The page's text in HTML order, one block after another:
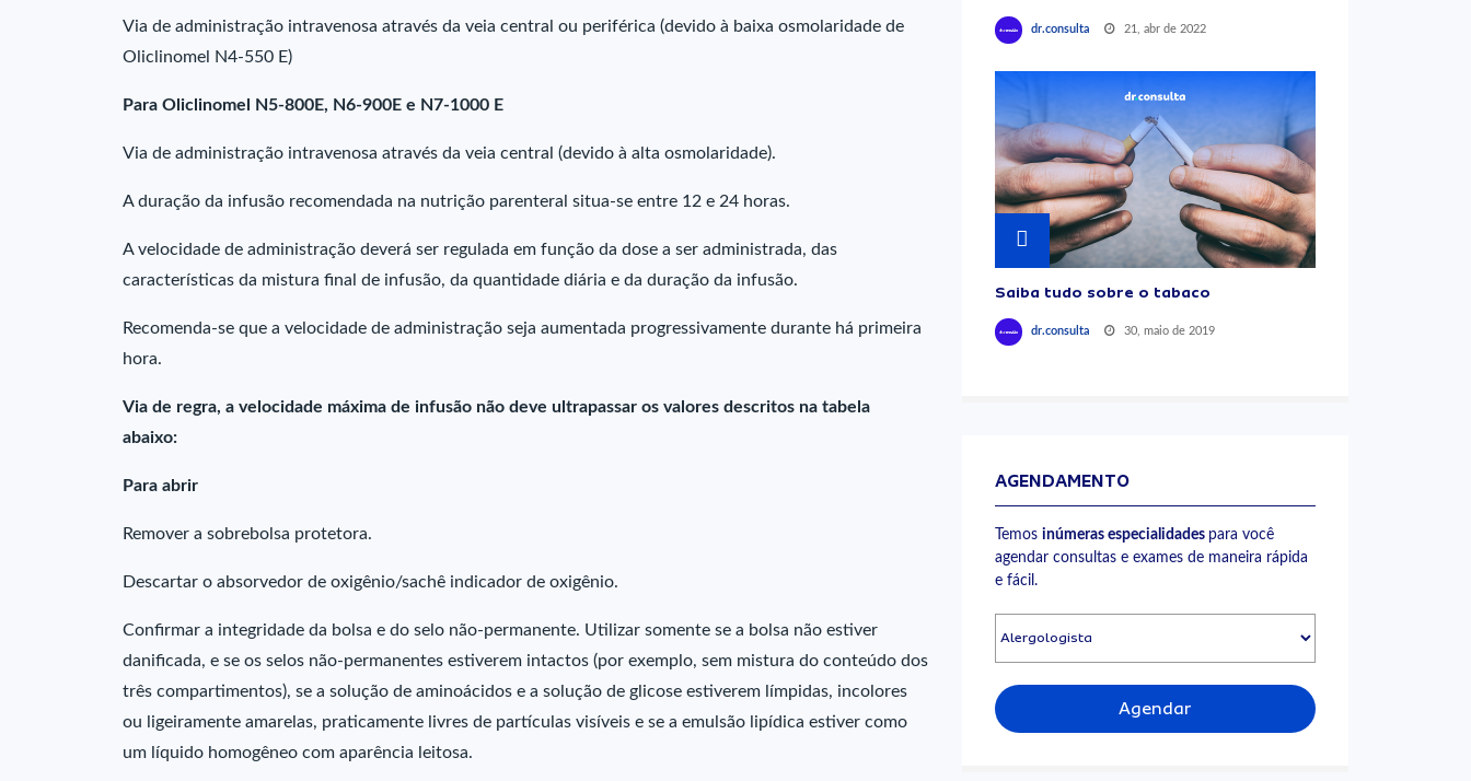
Via de administração intravenosa através da veia central ou periférica (devido à baixa osmolaridade de
Oliclinomel N4-550 E)
Para Oliclinomel N5-800E, N6-900E e N7-1000 E
Via de administração intravenosa através da veia central (devido à alta osmolaridade).
A duração da infusão recomendada na nutrição parenteral situa-se entre 12 e 24 horas.
A velocidade de administração deverá ser regulada em função da dose a ser administrada, das
características da mistura final de infusão, da quantidade diária e da duração da infusão.
Recomenda-se que a velocidade de administração seja aumentada progressivamente durante há primeira
hora.
Via de regra, a velocidade máxima de infusão não deve ultrapassar os valores descritos na tabela
abaixo:
Para abrir
Remover a sobrebolsa protetora.
Descartar o absorvedor de oxigênio/sachê indicador de oxigênio.
Confirmar a integridade da bolsa e do selo não-permanente. Utilizar somente se a bolsa não estiver
danificada, e se os selos não-permanentes estiverem intactos (por exemplo, sem mistura do conteúdo dos
três compartimentos), se a solução de aminoácidos e a solução de glicose estiverem límpidas, incolores
ou ligeiramente amarelas, praticamente livres de partículas visíveis e se a emulsão lipídica estiver como
um líquido homogêneo com aparência leitosa.
dr.consulta 21, abr de 2022
Saiba tudo sobre o tabaco
dr.consulta 30, maio de 2019
AGENDAMENTO
Temos inúmeras especialidades para você
agendar consultas e exames de maneira rápida
e fácil.
Agendar